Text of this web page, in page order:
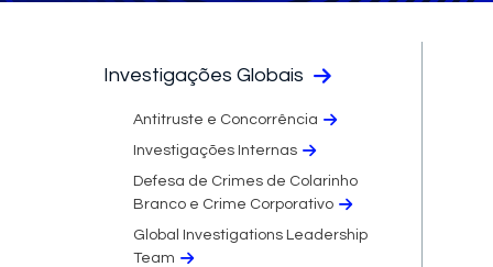
Investigações Globais
Antitruste e Concorrência
Investigações Internas
Defesa de Crimes de Colarinho
Branco e Crime Corporativo
Global Investigations Leadership
Team